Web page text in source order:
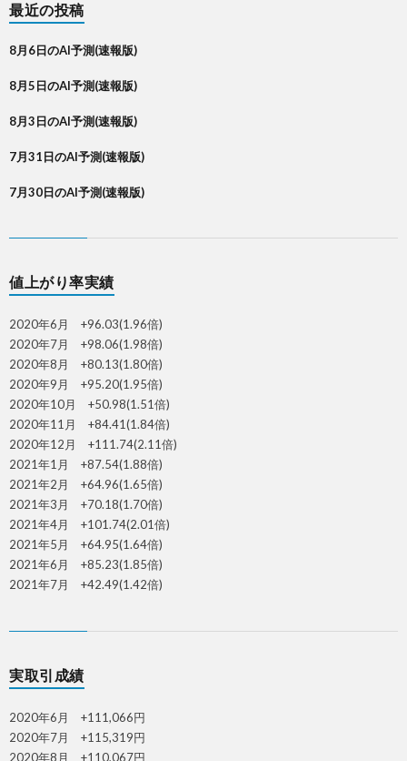
最近の投稿
8月6日のAI予測(速報版)
8月5日のAI予測(速報版)
8月3日のAI予測(速報版)
7月31日のAI予測(速報版)
7月30日のAI予測(速報版)
値上がり率実績
2020年6月 +96.03(1.96倍)
2020年7月 +98.06(1.98倍)
2020年8月 +80.13(1.80倍)
2020年9月 +95.20(1.95倍)
2020年10月 +50.98(1.51倍)
2020年11月 +84.41(1.84倍)
2020年12月 +111.74(2.11倍)
2021年1月 +87.54(1.88倍)
2021年2月 +64.96(1.65倍)
2021年3月 +70.18(1.70倍)
2021年4月 +101.74(2.01倍)
2021年5月 +64.95(1.64倍)
2021年6月 +85.23(1.85倍)
2021年7月 +42.49(1.42倍)
実取引成績
2020年6月 +111,066円
2020年7月 +115,319円
2020年8月 +110,067円